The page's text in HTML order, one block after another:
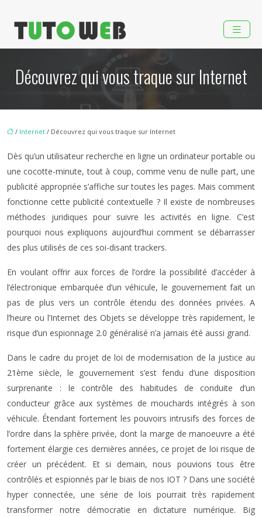
Découvrez qui vous traque sur Internet
/ Internet / Découvrez qui vous traque sur Internet
Dès qu’un utilisateur recherche en ligne un ordinateur portable ou
une cocotte-minute, tout à coup, comme venu de nulle part, une
publicité appropriée s’affiche sur toutes les pages. Mais comment
fonctionne cette publicité contextuelle ? Il existe de nombreuses
méthodes juridiques pour suivre les activités en ligne. C’est
pourquoi nous expliquons aujourd’hui comment se débarrasser
des plus utilisés de ces soi-disant trackers.
En voulant offrir aux forces de l’ordre la possibilité d’accéder à
l’électronique embarquée d’un véhicule, le gouvernement fait un
pas de plus vers un contrôle étendu des données privées. A
l’heure ou l’Internet des Objets se développe très rapidement, le
risque d’un espionnage 2.0 généralisé n’a jamais été aussi grand.
Dans le cadre du projet de loi de modernisation de la justice au
21ème siècle, le gouvernement s’est fendu d’une disposition
surprenante : le contrôle des habitudes de conduite d’un
conducteur grâce aux systèmes de mouchards intégrés à son
véhicule. Étendant fortement les pouvoirs intrusifs des forces de
l’ordre dans la sphère privée, dont la marge de manoeuvre a été
fortement élargie ces dernières années, ce projet de loi risque de
créer un précédent. Et si demain, nous pouvions tous être
contrôlés et espionnés par le biais de nos IOT ? Dans une société
hyper connectée, une série de lois pourrait très rapidement
transformer notre démocratie en dictature numérique. Big